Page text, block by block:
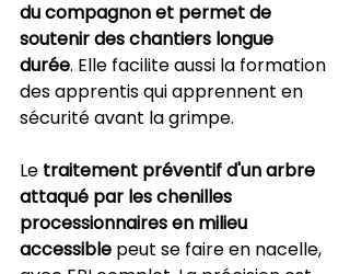
du compagnon et permet de
soutenir des chantiers longue
durée. Elle facilite aussi la formation
des apprentis qui apprennent en
sécurité avant la grimpe.
Le traitement préventif d'un arbre
attaqué par les chenilles
processionnaires en milieu
accessible peut se faire en nacelle,